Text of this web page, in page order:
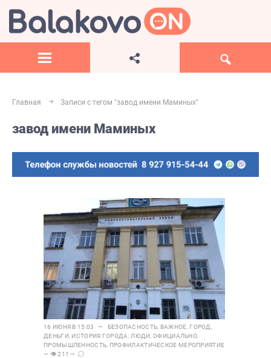
Главная Записи с тегом "завод имени Маминых"
завод имени Маминых
16 ИЮНЯ В 15:03 — БЕЗОПАСНОСТЬ ВАЖНОЕ ГОРОД
ДЕНЬГИ, ИСТОРИЯ ГОРОДА ЛЮДИ ,ОФИЦИАЛЬНО
ПРОМЫШЛЕННОСТЬ ПРОФИЛАКТИЧЕСКОЕ МЕРОПРИЯТИЕ
— 👁 211 —